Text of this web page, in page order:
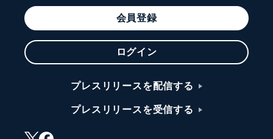
会員登録
ログイン
プレスリリースを配信する
プレスリリースを受信する